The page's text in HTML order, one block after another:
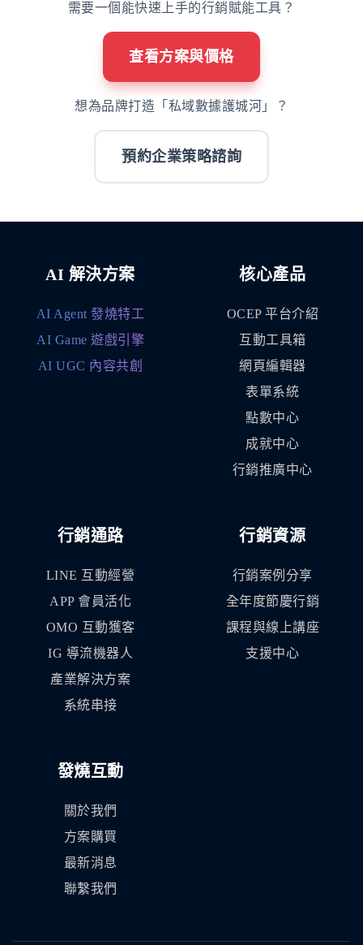
需要一個能快速上手的行銷賦能工具？
查看方案與價格
想為品牌打造「私域數據護城河」？
預約企業策略諮詢
AI 解決方案
AI Agent 發燒特工
AI Game 遊戲引擎
AI UGC 內容共創
核心產品
OCEP 平台介紹
互動工具箱
網頁編輯器
表單系統
點數中心
成就中心
行銷推廣中心
行銷通路
LINE 互動經營
APP 會員活化
OMO 互動獲客
IG 導流機器人
產業解決方案
系統串接
行銷資源
行銷案例分享
全年度節慶行銷
課程與線上講座
支援中心
發燒互動
關於我們
方案購買
最新消息
聯繫我們